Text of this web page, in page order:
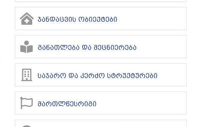
ჯანდაცვის ობიექტები
განათლება და მეცნიერება
საჯარო და კერძო სტრუქტურები
მართლწესრიგი